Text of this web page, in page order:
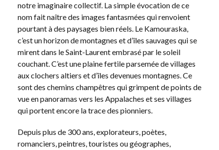
notre imaginaire collectif. La simple évocation de ce
nom fait naître des images fantasmées qui renvoient
pourtant à des paysages bien réels. Le Kamouraska,
c’est un horizon de montagnes et d’îles sauvages qui se
mirent dans le Saint-Laurent embrasé par le soleil
couchant. C’est une plaine fertile parsemée de villages
aux clochers altiers et d’îles devenues montagnes. Ce
sont des chemins champêtres qui grimpent de points de
vue en panoramas vers les Appalaches et ses villages
qui portent encore la trace des pionniers.
Depuis plus de 300 ans, explorateurs, poètes,
romanciers, peintres, touristes ou géographes,